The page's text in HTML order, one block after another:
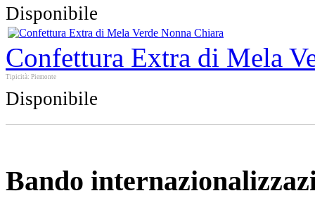
Disponibile
Confettura Extra di Mela
Tipicità: Piemonte
Disponibile
Bando